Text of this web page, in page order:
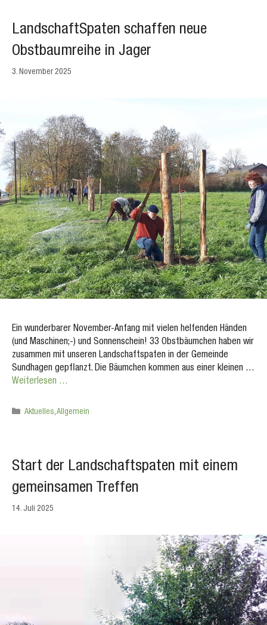
LandschaftSpaten schaffen neue
Obstbaumreihe in Jager
3. November 2025
Ein wunderbarer November-Anfang mit vielen helfenden Händen
(und Maschinen;-) und Sonnenschein! 33 Obstbäumchen haben wir
zusammen mit unseren Landschaftspaten in der Gemeinde
Sundhagen gepflanzt. Die Bäumchen kommen aus einer kleinen …
Weiterlesen …
Kategorien
Aktuelles,Allgemein
Start der Landschaftspaten mit einem
gemeinsamen Treffen
14. Juli 2025